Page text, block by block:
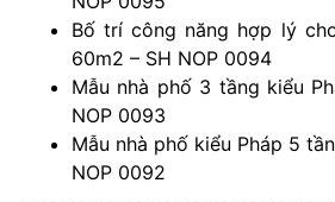
Bố trí công năng hợp lý
60m2 – SH NOP 0094
Mẫu nhà phố 3 tầng kiểu
NOP 0093
Mẫu nhà phố kiểu Pháp 5
NOP 0092